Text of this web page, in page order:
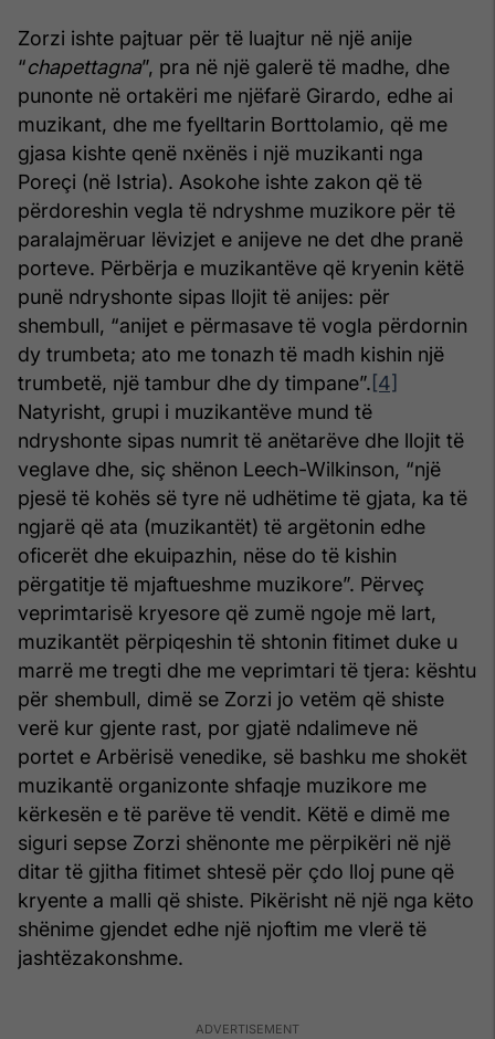
Zorzi ishte pajtuar për të luajtur në një anije
“chapettagna”, pra në një galerë të madhe, dhe
punonte në ortakëri me njëfarë Girardo, edhe ai
muzikant, dhe me fyelltarin Borttolamio, që me
gjasa kishte qenë nxënës i një muzikanti nga
Poreçi (në Istria). Asokohe ishte zakon që të
përdoreshin vegla të ndryshme muzikore për të
paralajmëruar lëvizjet e anijeve ne det dhe pranë
porteve. Përbërja e muzikantëve që kryenin këtë
punë ndryshonte sipas llojit të anijes: për
shembull, “anijet e përmasave të vogla përdornin
dy trumbeta; ato me tonazh të madh kishin një
trumbetë, një tambur dhe dy timpane”.[4]
Natyrisht, grupi i muzikantëve mund të
ndryshonte sipas numrit të anëtarëve dhe llojit të
veglave dhe, siç shënon Leech-Wilkinson, “një
pjesë të kohës së tyre në udhëtime të gjata, ka të
ngjarë që ata (muzikantët) të argëtonin edhe
oficerët dhe ekuipazhin, nëse do të kishin
përgatitje të mjaftueshme muzikore”. Përveç
veprimtarisë kryesore që zumë ngoje më lart,
muzikantët përpiqeshin të shtonin fitimet duke u
marrë me tregti dhe me veprimtari të tjera: kështu
për shembull, dimë se Zorzi jo vetëm që shiste
verë kur gjente rast, por gjatë ndalimeve në
portet e Arbërisë venedike, së bashku me shokët
muzikantë organizonte shfaqje muzikore me
kërkesën e të parëve të vendit. Këtë e dimë me
siguri sepse Zorzi shënonte me përpikëri në një
ditar të gjitha fitimet shtesë për çdo lloj pune që
kryente a malli që shiste. Pikërisht në një nga këto
shënime gjendet edhe një njoftim me vlerë të
jashtëzakonshme.